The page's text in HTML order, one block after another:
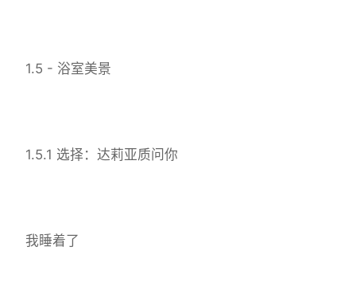
1.5 - 浴室美景
1.5.1 选择：达莉亚质问你
我睡着了